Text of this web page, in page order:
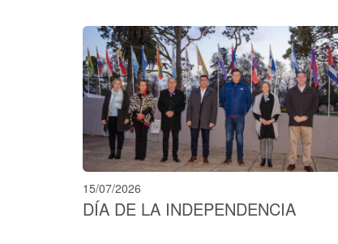
15/07/2026
DÍA DE LA INDEPENDENCIA